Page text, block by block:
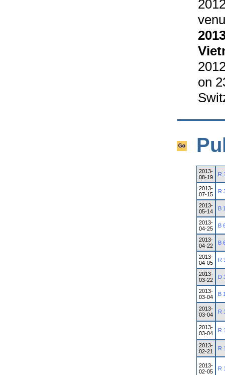
on
2013-
08-19
R
2013-
07-15
R
2013-
05-14
B
2013-
04-25
B
2013-
04-22
B
2013-
04-05
R
2013-
03-22
D
2013-
03-04
B
2013-
03-04
R
2013-
03-04
R
2013-
02-21
R
2013-
02-05
R